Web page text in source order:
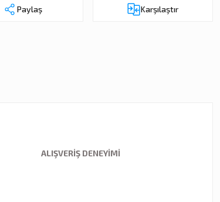
Paylaş Karşılaştır
ALIŞVERIŞ DENEYIMI